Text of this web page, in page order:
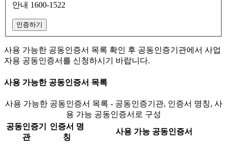
안내 1600-1522
인증하기
사용 가능한 공동인증서 목록 확인 후 공동인증기관에서 사업
자용 공동인증서를 신청하시기 바랍니다.
사용 가능한 공동인증서 목록
사용 가능한 공동인증서 목록 - 공동인증기관, 인증서 명칭, 사
용 가능 공동인증서로 구성
공동인증기
관
인증서 명
칭
사용 가능 공동인증서